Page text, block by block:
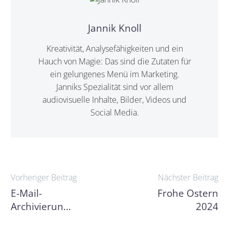
Jannik Knoll
Kreativität, Analysefähigkeiten und ein
Hauch von Magie: Das sind die Zutaten für
ein gelungenes Menü im Marketing.
Janniks Spezialität sind vor allem
audiovisuelle Inhalte, Bilder, Videos und
Social Media.
Beitragsnavigation
Vorheriger Beitrag
E-Mail-
Archivierung
Nächster Beitrag
Frohe Ostern
2024